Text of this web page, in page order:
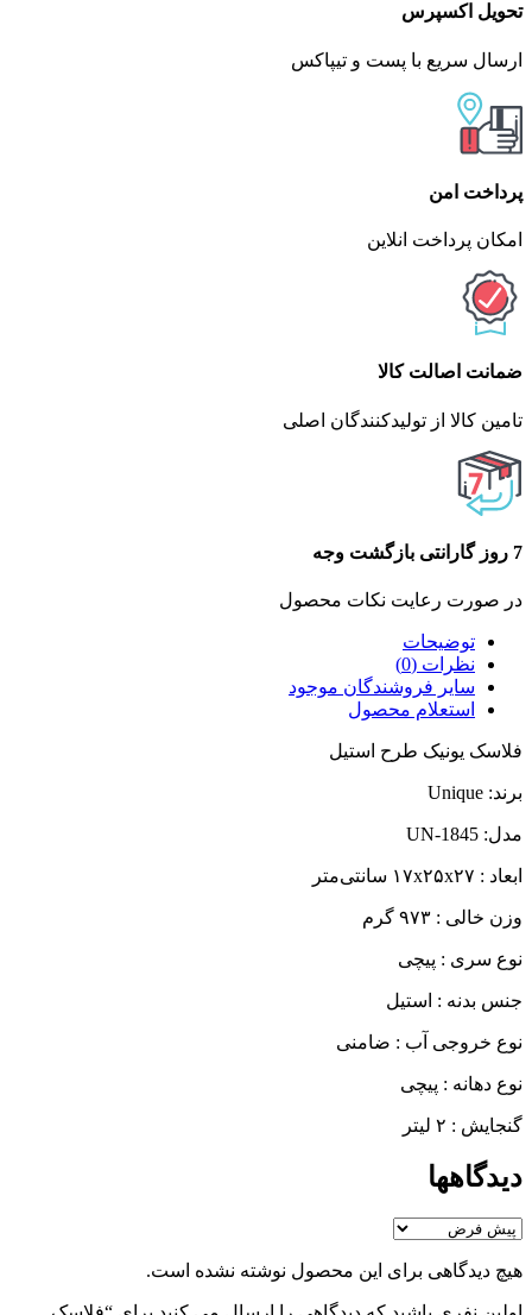
تحویل اکسپرس
ارسال سریع با پست و تیپاکس
پرداخت امن
امکان پرداخت انلاین
ضمانت اصالت کالا
تامین کالا از تولیدکنندگان اصلی
7 روز گارانتی بازگشت وجه
در صورت رعایت نکات محصول
توضیحات
نظرات (0)
سایر فروشندگان موجود
استعلام محصول
فلاسک یونیک طرح استیل
برند: Unique
مدل: UN-1845
ابعاد : ۱۷x۲۵x۲۷ سانتی‌متر
وزن خالی : ۹۷۳ گرم
نوع سری : پیچی
جنس بدنه : استیل
نوع خروجی آب : ضامنی
نوع دهانه : پیچی
گنجایش : ۲ لیتر
دیدگاهها
هیچ دیدگاهی برای این محصول نوشته نشده است.